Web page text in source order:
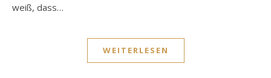
weiß, dass…
WEITERLESEN